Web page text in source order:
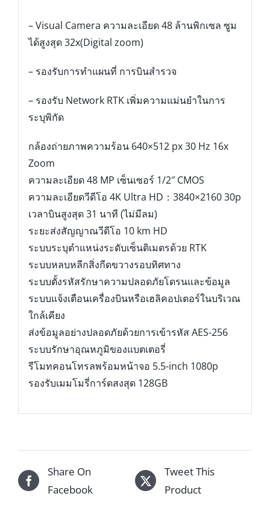
– Visual Camera ความละเอียด 48 ล้านพิกเซล ซูม
ได้สูงสุด 32x(Digital zoom)
– รองรับการทำแผนที่ การบินสำรวจ
– รองรับ Network RTK เพิ่มความแม่นยำในการ
ระบุพิกัด
กล้องถ่ายภาพความร้อน 640×512 px 30 Hz 16x
Zoom
ความละเอียด 48 MP เซ็นเซอร์ 1/2″ CMOS
ความละเอียดวีดีโอ 4K Ultra HD：3840×2160 30p
เวลาบินสูงสุด 31 นาที (ไม่มีลม)
ระยะส่งสัญญาณวีดีโอ 10 km HD
ระบบระบุตำแหน่งระดับเซ็นติเมตรด้วย RTK
ระบบหลบหลีกสิ่งกีดขวางรอบทิศทาง
ระบบตั้งรหัสรักษาความปลอดภัยโดรนและข้อมูล
ระบบแจ้งเตือนเครื่องบินหรือเฮลิคอปเตอร์ในบริเวณ
ใกล้เคียง
ส่งข้อมูลอย่างปลอดภัยด้วยการเข้ารหัส AES-256
ระบบรักษาอุณหภูมิของแบตเตอรี่
รีโมทคอนโทรลพร้อมหน้าจอ 5.5-inch 1080p
รองรับเมมโมรี่การ์ดสงสุด 128GB
Share On
Facebook
Tweet This
Product